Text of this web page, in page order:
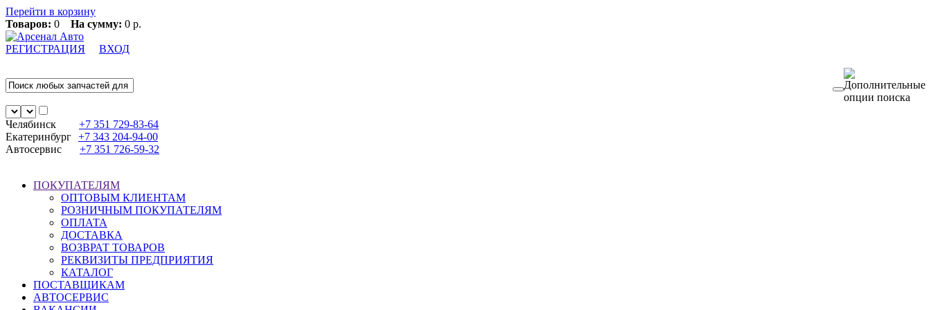
Перейти в корзину
Товаров: 0 На сумму: 0 р.
РЕГИСТРАЦИЯ ВХОД
Челябинск +7 351 729-83-64
Екатеринбург +7 343 204-94-00
Автосервис
+7 351 726-59-32
ПОКУПАТЕЛЯМ
ОПТОВЫМ КЛИЕНТАМ
РОЗНИЧНЫМ ПОКУПАТЕЛЯМ
ОПЛАТА
ДОСТАВКА
ВОЗВРАТ ТОВАРОВ
РЕКВИЗИТЫ ПРЕДПРИЯТИЯ
КАТАЛОГ
ПОСТАВЩИКАМ
АВТОСЕРВИС